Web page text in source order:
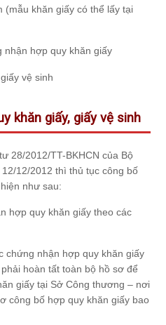
(mẫu khăn giấy có thể lấy tại
nhận hợp quy khăn giấy
khăn giấy, giấy vệ sinh
28/2012/TT-BKHCN của Bộ
12/2012 thì thủ tục công bố
như sau:
hợp quy khăn giấy theo các
chứng nhận hợp quy khăn giấy
hoàn tất toàn bộ hồ sơ để
giấy tại Sở Công thương – nơi
công bố hợp quy khăn giấy bao